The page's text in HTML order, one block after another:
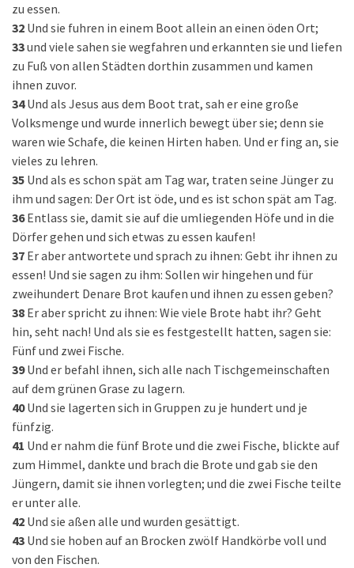
zu essen.
32 Und sie fuhren in einem Boot allein an einen öden Ort;
33und viele sahen sie wegfahren und erkannten sie und liefen
zu Fuß von allen Städten dorthin zusammen und kamen
ihnen zuvor.
34 Und als Jesus aus dem Boot trat, sah er eine große
Volksmenge und wurde innerlich bewegt über sie; denn sie
waren wie Schafe, die keinen Hirten haben. Und er fing an, sie
vieles zu lehren.
35 Und als es schon spät am Tag war, traten seine Jünger zu
ihm und sagen: Der Ort ist öde, und es ist schon spät am Tag.
36 Entlass sie, damit sie auf die umliegenden Höfe und in die
Dörfer gehen und sich etwas zu essen kaufen!
37 Er aber antwortete und sprach zu ihnen: Gebt ihr ihnen zu
essen! Und sie sagen zu ihm: Sollen wir hingehen und für
zweihundert Denare Brot kaufen und ihnen zu essen geben?
38 Er aber spricht zu ihnen: Wie viele Brote habt ihr? Geht
hin, seht nach! Und als sie es festgestellt hatten, sagen sie:
Fünf und zwei Fische.
39 Und er befahl ihnen, sich alle nach Tischgemeinschaften
auf dem grünen Grase zu lagern.
40 Und sie lagerten sich in Gruppen zu je hundert und je
fünfzig.
41 Und er nahm die fünf Brote und die zwei Fische, blickte auf
zum Himmel, dankte und brach die Brote und gab sie den
Jüngern, damit sie ihnen vorlegten; und die zwei Fische teilte
er unter alle.
42 Und sie aßen alle und wurden gesättigt.
43 Und sie hoben auf an Brocken zwölf Handkörbe voll und
von den Fischen.